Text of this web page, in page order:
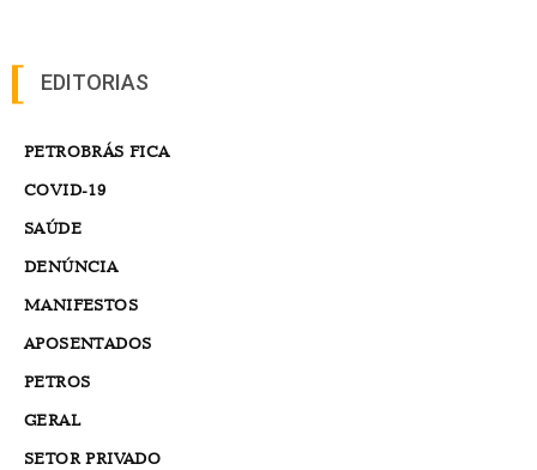
EDITORIAS
PETROBRÁS FICA
COVID-19
SAÚDE
DENÚNCIA
MANIFESTOS
APOSENTADOS
PETROS
GERAL
SETOR PRIVADO